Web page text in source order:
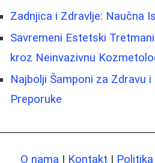
Zadnjica i Zdravlje: Naučna
Savremeni Estetski
kroz Neinvazivnu
Najbolji Šamponi za Zdravu
Preporuke
O nama | Kontakt |